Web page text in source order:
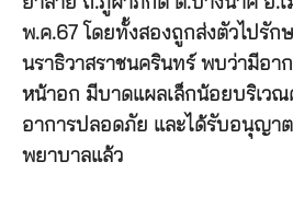
พ.ค.67 โดยทั้งสองถูกส่งตัวไปรัก
นราธิวาสราชนครินทร์ พบว่ามีอา
หน้าอก มีบาดแผลเล็กน้อยบริเว
อาการปลอดภัย และได้รับอนุญาต
พยาบาลแล้ว